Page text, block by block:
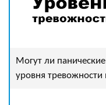
Могут ли
уровня тревожности